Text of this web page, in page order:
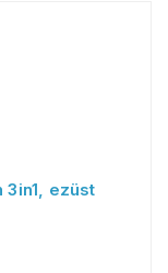
ezüst